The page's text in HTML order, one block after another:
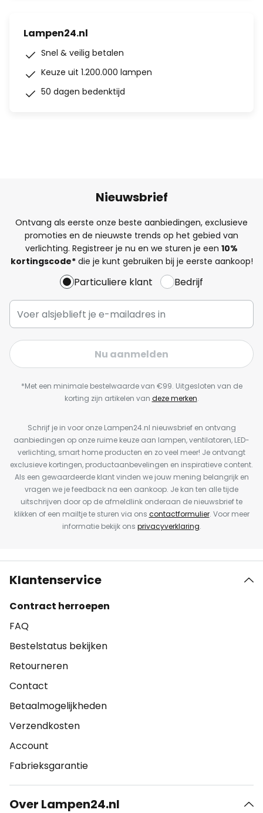
Lampen24.nl
Snel & veilig betalen
Keuze uit 1.200.000 lampen
50 dagen bedenktijd
Nieuwsbrief
Ontvang als eerste onze beste aanbiedingen, exclusieve
promoties en de nieuwste trends op het gebied van
verlichting. Registreer je nu en we sturen je een 10%
kortingscode*die je kunt gebruiken bij je eerste aankoop!
Particuliere klant Bedrijf
Nu aanmelden
*Met een minimale bestelwaarde van €99. Uitgesloten van de
korting zijn artikelen van deze merken.
Schrijf je in voor onze Lampen24.nl nieuwsbrief en ontvang
aanbiedingen op onze ruime keuze aan lampen, ventilatoren, LED-
verlichting, smart home producten en zo veel meer! Je ontvangt
exclusieve kortingen, productaanbevelingen en inspiratieve content.
Als een gewaardeerde klant vinden we jouw mening belangrijk en
vragen we je feedback na een aankoop. Je kan ten alle tijde
uitschrijven door op de afmeldlink onderaan de nieuwsbrief te
klikken of een mailtje te sturen via ons contactformulier. Voor meer
informatie bekijk ons privacyverklaring.
Klantenservice
Contract herroepen
FAQ
Bestelstatus bekijken
Retourneren
Contact
Betaalmogelijkheden
Verzendkosten
Account
Fabrieksgarantie
Over Lampen24.nl